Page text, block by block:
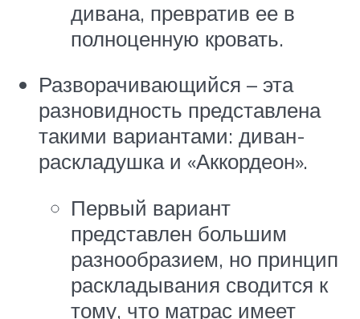
дивана, превратив ее в
полноценную кровать.
Разворачивающийся – эта
разновидность представлена
такими вариантами: диван-
раскладушка и «Аккордеон».
Первый вариант
представлен большим
разнообразием, но принцип
раскладывания сводится к
тому, что матрас имеет